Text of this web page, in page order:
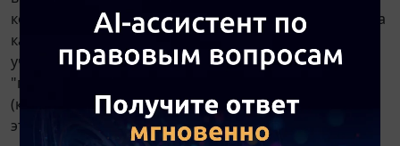
коды идентификации товара выводились из оборота
как при продаже конечному покупателю (не
участнику оборота) при наличии в чеке реквизитов
"покупатель (клиент)" (тег 1227) и "ИНН покупателя
(клиента)" (тег 1228), то необходимо использовать
этот вариант;